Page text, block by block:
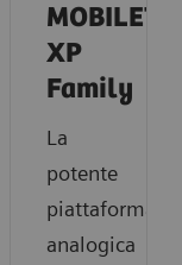
MOBILETT
XP
Family
La
potente
piattaforma
analogica